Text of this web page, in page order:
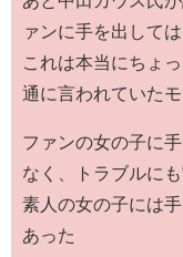
ァンに手を出して
これは本当にちょ
通に言われていた
ファンの女の子に
なく、トラブルに
素人の女の子には
あった